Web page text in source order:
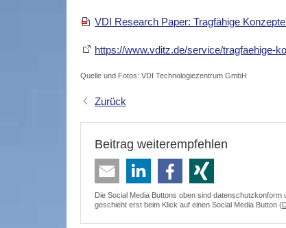
VDI Research Paper: Tragfähige
https://www.vditz.de/service/tragfaehige-
Quelle und Fotos: VDI Technologiezentrum GmbH
Zurück
Beitrag weiterempfehlen
Die Social Media Buttons oben sind
geschieht erst beim Klick auf einen Social Media Button (